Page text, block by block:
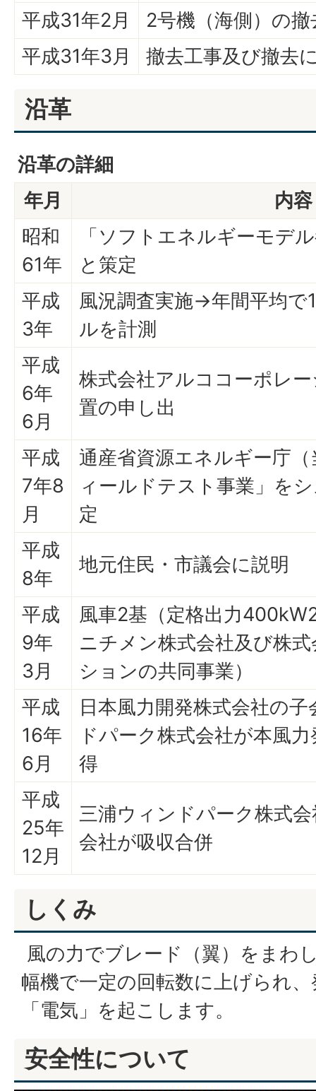
平成31年2月
2号機（海側）の
平成31年3月
撤去工事及び撤去
沿革
沿革の詳細
年月
内容
昭和
61年
「ソフトエネルギーモデ
と策定
平成
3年
風況調査実施→年間平均で
ルを計測
平成
6年
6月
株式会社アルココーポレ
置の申し出
平成
7年8
月
通産省資源エネルギー庁
ィールドテスト事業」を
定
平成
8年
地元住民・市議会に説明
平成
9年
3月
風車2基（定格出力
ニチメン株式会社及び株
ションの共同事業）
平成
16年
6月
日本風力開発株式会社の
ドパーク株式会社が本風
得
平成
25年
12月
三浦ウィンドパーク株式
会社が吸収合併
しくみ
風の力でブレード（翼）をまわ
幅機で一定の回転数に上げられ
「電気」を起こします。
安全性について